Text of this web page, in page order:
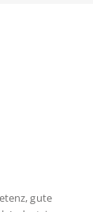
gute